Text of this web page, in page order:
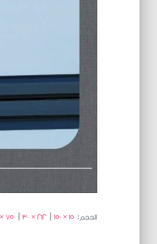
الحجم: 150 × 150
212 × 300
750 × 1061